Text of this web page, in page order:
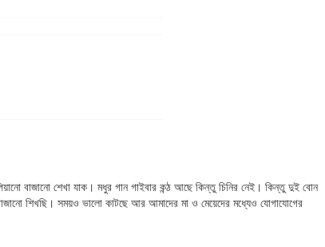
বাজানো শেখা যাক। মধুর গান গাইবার কন্ঠ আছে কিন্তু চিনির নেই। কিন্তু দুই বোন
শিখছি। সময়ও ভালো কাটছে আর আমাদের মা ও মেয়েদের মধ্যেও যোগাযোগের